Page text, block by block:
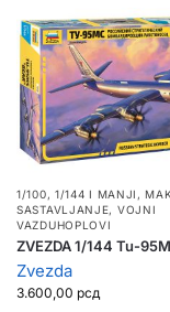
1/100, 1/144 I MANJI ,
SASTAVLJANJE, VOJNI
VAZDUHOPLOVI
ZVEZDA 1/144 Tu-
Zvezda
3.600,00 рсд